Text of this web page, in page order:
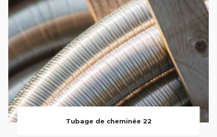
Tubage de cheminée 22